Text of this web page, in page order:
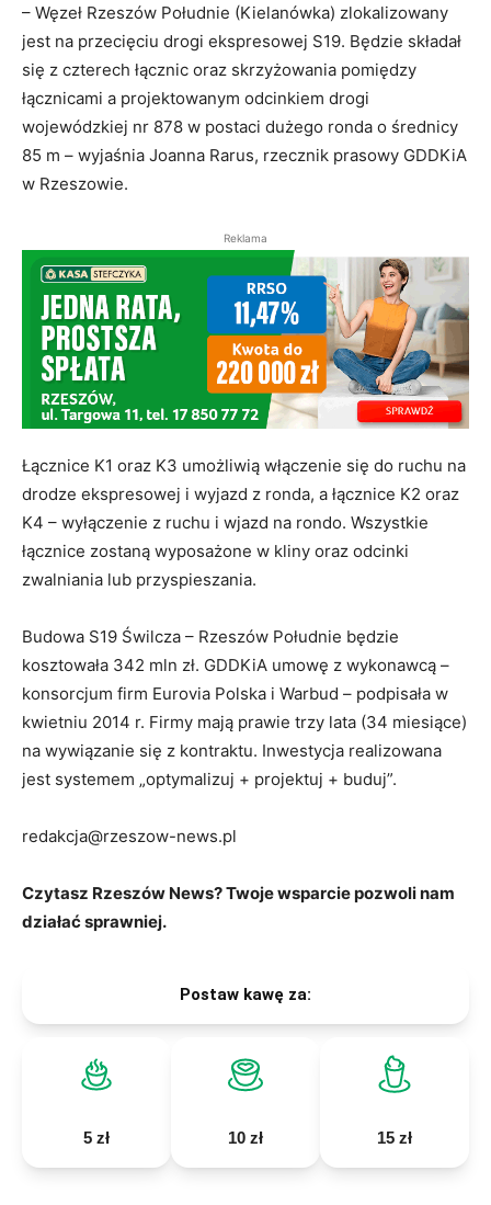
– Węzeł Rzeszów Południe (Kielanówka) zlokalizowany
jest na przecięciu drogi ekspresowej S19. Będzie składał
się z czterech łącznic oraz skrzyżowania pomiędzy
łącznicami a projektowanym odcinkiem drogi
wojewódzkiej nr 878 w postaci dużego ronda o średnicy
85 m – wyjaśnia Joanna Rarus, rzecznik prasowy GDDKiA
w Rzeszowie.
Reklama
Łącznice K1 oraz K3 umożliwią włączenie się do ruchu na
drodze ekspresowej i wyjazd z ronda, a łącznice K2 oraz
K4 – wyłączenie z ruchu i wjazd na rondo. Wszystkie
łącznice zostaną wyposażone w kliny oraz odcinki
zwalniania lub przyspieszania.
Budowa S19 Świlcza – Rzeszów Południe będzie
kosztowała 342 mln zł. GDDKiA umowę z wykonawcą –
konsorcjum firm Eurovia Polska i Warbud – podpisała w
kwietniu 2014 r. Firmy mają prawie trzy lata (34 miesiące)
na wywiązanie się z kontraktu. Inwestycja realizowana
jest systemem „optymalizuj + projektuj + buduj”.
redakcja@rzeszow-news.pl
Czytasz Rzeszów News? Twoje wsparcie pozwoli nam
działać sprawniej.
Postaw kawę za:
5 zł 10 zł 15 zł